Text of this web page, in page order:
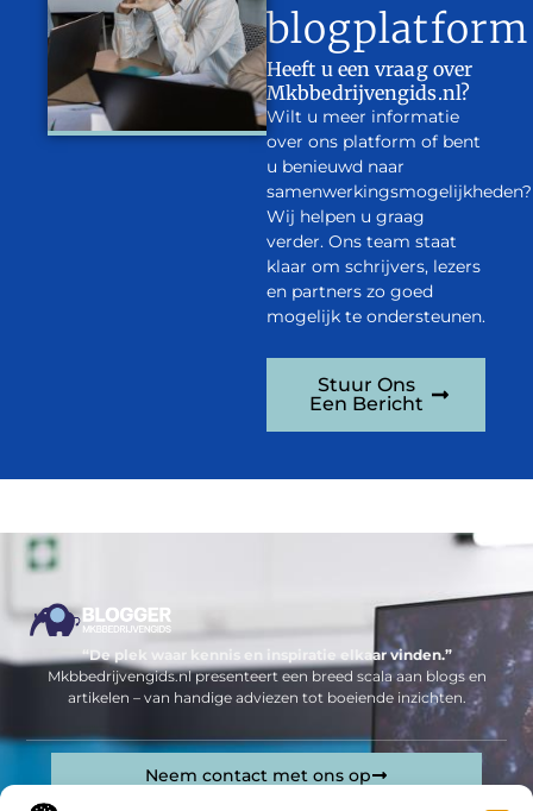
blogplatform
Heeft u een vraag over
Mkbbedrijvengids.nl?
Wilt u meer informatie
over ons platform of bent
u benieuwd naar
samenwerkingsmogelijkheden?
Wij helpen u graag
verder. Ons team staat
klaar om schrijvers, lezers
en partners zo goed
mogelijk te ondersteunen.
Stuur Ons
Een Bericht
“De plek waar kennis en inspiratie elkaar vinden.”
Mkbbedrijvengids.nl presenteert een breed scala aan blogs en
artikelen – van handige adviezen tot boeiende inzichten.
Neem contact met ons op